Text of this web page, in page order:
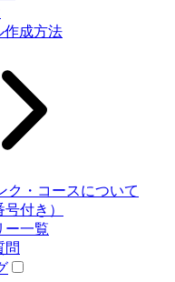
作成方法
ク・コースについて
付き）
ー一覧
問